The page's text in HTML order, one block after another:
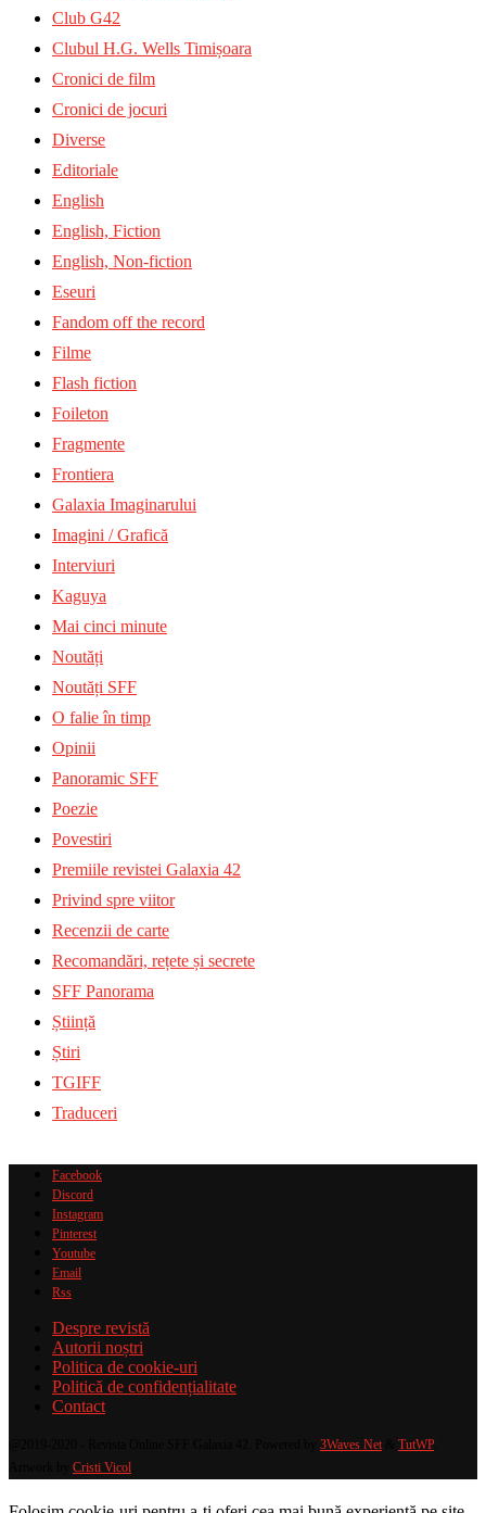
Club G42
Clubul H.G. Wells Timișoara
Cronici de film
Cronici de jocuri
Diverse
Editoriale
English
English, Fiction
English, Non-fiction
Eseuri
Fandom off the record
Filme
Flash fiction
Foileton
Fragmente
Frontiera
Galaxia Imaginarului
Imagini / Grafică
Interviuri
Kaguya
Mai cinci minute
Noutăți
Noutăți SFF
O falie în timp
Opinii
Panoramic SFF
Poezie
Povestiri
Premiile revistei Galaxia 42
Privind spre viitor
Recenzii de carte
Recomandări, rețete și secrete
SFF Panorama
Știință
Știri
TGIFF
Traduceri
Facebook
Discord
Instagram
Pinterest
Youtube
Email
Rss
Despre revistă
Autorii noștri
Politica de cookie-uri
Politică de confidențialitate
Contact
3Waves Net& TutWP.
Cristi Vicol